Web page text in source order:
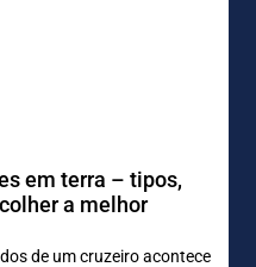
em terra – tipos,
a melhor
de um cruzeiro acontece